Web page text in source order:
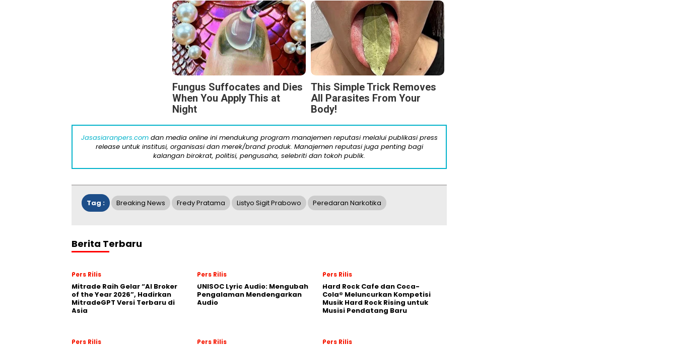
Fungus Suffocates and Dies
When You Apply This at
Night
This Simple Trick Removes
All Parasites From Your
Body!
Jasasiaranpers.comdan media online ini mendukung program manajemen reputasi melalui publikasi press
release untuk institusi, organisasi dan merek/brand produk. Manajemen reputasi juga penting bagi
kalangan birokrat, politisi, pengusaha, selebriti dan tokoh publik.
Tag : Breaking News Fredy Pratama Listyo Sigit Prabowo Peredaran Narkotika
Berita Terbaru
Pers Rilis
Mitrade Raih Gelar “AI Broker
of the Year 2026”, Hadirkan
MitradeGPT Versi Terbaru di
Asia
Pers Rilis
UNISOC Lyric Audio: Mengubah
Pengalaman Mendengarkan
Audio
Pers Rilis
Hard Rock Cafe dan Coca-
Cola® Meluncurkan Kompetisi
Musik Hard Rock Rising untuk
Musisi Pendatang Baru
Pers Rilis Pers Rilis Pers Rilis